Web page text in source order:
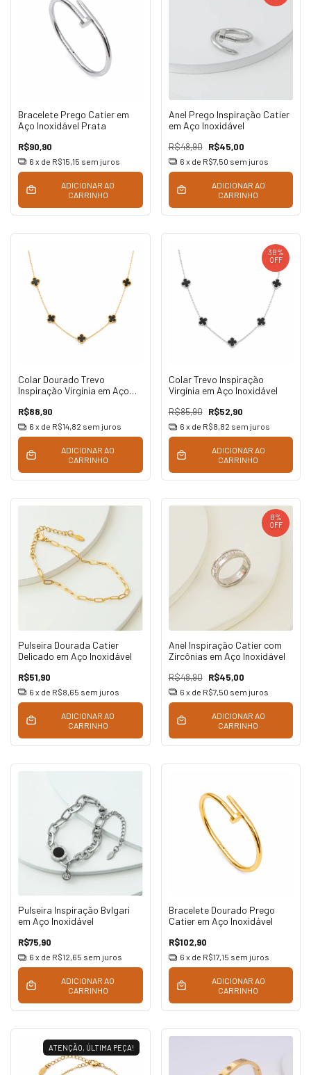
Bracelete Prego Catier em
Aço Inoxidável Prata
R$90,90
6 x de R$15,15 sem juros
ADICIONAR AO
CARRINHO
Anel Prego Inspiração Catier
em Aço Inoxidável
R$48,90 R$45,00
6 x de R$7,50 sem juros
ADICIONAR AO
CARRINHO
Colar Dourado Trevo
Inspiração Virgínia em Aço
R$88,90
6 x de R$14,82 sem juros
ADICIONAR AO
CARRINHO
38%
OFF
Colar Trevo Inspiração
Virgínia em Aço Inoxidável
R$85,90 R$52,90
6 x de R$8,82 sem juros
ADICIONAR AO
CARRINHO
Pulseira Dourada Catier
Delicado em Aço Inoxidável
R$51,90
6 x de R$8,65 sem juros
ADICIONAR AO
CARRINHO
8%
OFF
Anel Inspiração Catier com
Zircônias em Aço Inoxidável
R$48,90 R$45,00
6 x de R$7,50 sem juros
ADICIONAR AO
CARRINHO
Pulseira Inspiração Bvlgari
em Aço Inoxidável
R$75,90
6 x de R$12,65 sem juros
ADICIONAR AO
CARRINHO
Bracelete Dourado Prego
Catier em Aço Inoxidável
R$102,90
6 x de R$17,15 sem juros
ADICIONAR AO
CARRINHO
ATENÇÃO, ÚLTIMA PEÇA!